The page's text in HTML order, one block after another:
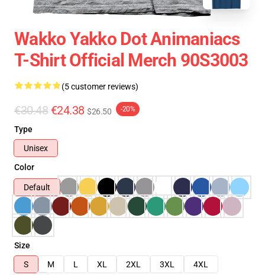
Wakko Yakko Dot Animaniacs
T-Shirt Official Merch 90S3003
(5 customer reviews)
€30.48 €24.38 $26.50 -20%
Type
Unisex
Color
Default
Size
S
M L XL 2XL 3XL
4XL